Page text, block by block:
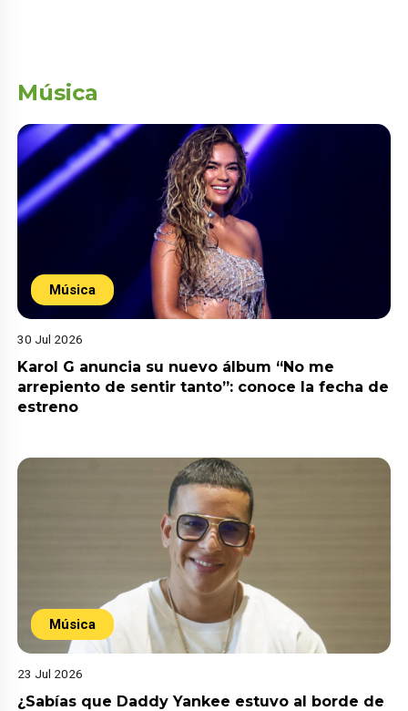
Música
Música
30 Jul 2026
Karol G anuncia su nuevo álbum “No me
arrepiento de sentir tanto”: conoce la fecha de
estreno
Música
23 Jul 2026
¿Sabías que Daddy Yankee estuvo al borde de